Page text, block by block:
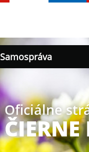
Samospráva
Oficiálne
ČIERNE